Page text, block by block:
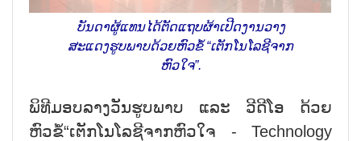
ບັນດາຜູ້ແທນໄດ້ຕັດແຖບຜ້າເປີດງານວາງ
ສະແດງຮູບພາບດ້ວຍຫົວຂໍ້ “ເຕັກໂນໂລຊີຈາກ
ຫົວໃຈ”.
ພິທີມອບລາງວັນຮູບພາບ ແລະ ວີດີໂອ ດ້ວຍ
ຫົວຂໍ້“ເຕັກໂນໂລຊີຈາກຫົວໃຈ - Technology